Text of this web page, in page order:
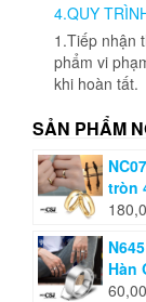
4.QUY
1.Tiếp nhận
phẩm vi
khi hoàn tất.
SẢN PHẨM
tròn
Hàn